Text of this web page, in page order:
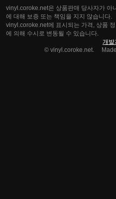
vinyl.coroke.net은 상품판매 당사자가 아
에 대해 보증 또는 책임을 지지 않습니다.
vinyl.coroke.net에 표시되는 가격, 상품
에 의해 수시로 변동될 수 있습니다.
개발
© vinyl.coroke.net.